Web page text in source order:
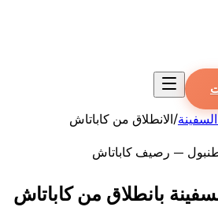
/الانطلاق من كاباتاش
بانطلاق من كاباتاش